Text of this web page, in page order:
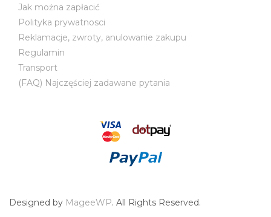
Jak można zapłacić
Polityka prywatnosci
Reklamacje, zwroty, anulowanie zakupu
Regulamin
Transport
(FAQ) Najczęściej zadawane pytania
Designed by MageeWP. All Rights Reserved.